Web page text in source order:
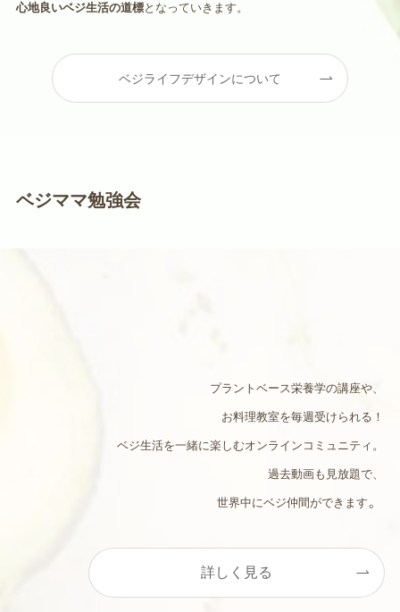
心地良いベジ生活の道標となっていきます。
ベジライフデザインについて
ベジママ勉強会
プラントベース栄養学の講座や、
お料理教室を毎週受けられる！
ベジ生活を一緒に楽しむオンラインコミュニティ。
過去動画も見放題で、
世界中にベジ仲間ができます 。
詳しく見る